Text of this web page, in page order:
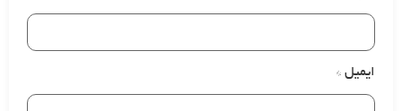
ایمیل *